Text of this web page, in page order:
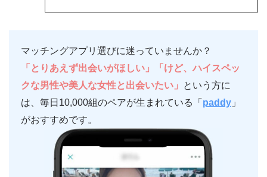
マッチングアプリ選びに迷っていませんか？
「とりあえず出会いがほしい」「けど、ハイスペッ
クな男性や美人な女性と出会いたい」
という方に
は、毎日10,000組のペアが生まれている「 paddy 」
がおすすめです。